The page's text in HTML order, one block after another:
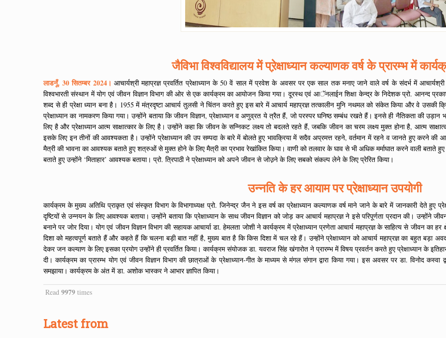
जैविभा विश्वविद्यालय में प्रे़क्षाध्यान कल्याणक वर्ष के प्रारम्भ में
लाडनूँ, 30 सितम्बर 2024। आचार्यश्री महाप्रज्ञ प्रवर्तित प्रेक्षाध्यान के 50 वें साल में प्रवेश के अवसर पर एक साल तक मनाए जाने वाले वर्ष के संदर्भ में आचार्यश्री
विश्वभारती संस्थान में योग एवं जीवन विज्ञान विभाग की ओर से एक कार्यक्रम का आयोजन किया गया। दूरस्थ एवं आॅनलाईन शिक्षा केन्द्र के निदेशक प्रो. आनन्द
शब्द से ही प्रेक्षा ध्यान बना है। 1955 में मंत्रदृष्टा आचार्य तुलसी ने चिंतन करते हुए इस बारे में आचार्य महाप्रज्ञ तत्कालीन मुनि नथमल को संकेत किया और वे उसकी
प्रेक्षाध्यान का नामकरण किया गया। उन्होंने बताया कि जीवन विज्ञान, प्रेक्षाध्यान व अणुव्रत ये त्रैत हैं, जो परस्पर घनिष्ठ सम्बंध रखते हैं। इनसे ही नैतिकता की
लिए है और प्रेक्षाध्यान आत्म साक्षात्कार के लिए है। उन्होंने कहा कि जीवन के सन्निकट लक्ष्य तो बदलते रहते हैं, जबकि जीवन का चरम लक्ष्य मुक्त होना है, आत्म
इसके लिए इन तीनों की आवश्यकता है। उन्होंने प्रेक्षाध्यान की उप सम्पदा के बारे में बोलते हुए भावक्रिया में सदैव अप्रमत्त रहने, वर्तमान में रहने व जानते हुए करने
मैत्री की भावना का आवश्यक बताते हुए शत्रुओं से मुक्त होने के लिए मैत्री का प्रभाव रेखांकित किया। वाणी को तलवार के घाव से भी अधिक मर्माघात करने वाली बताते
बताते हुए उन्होंने ‘मिताहार’ आवश्यक बताया। प्रो. त्रिपाठी ने प्रेक्षाध्यान को अपने जीवन से जोउ़ने के लिए सबको संकल्प लेने के लिए प्रेरित किया।
उन्नति के हर आयाम पर प्रेक्षाध्यान उपयोगी
कार्यक्रम के मुख्य अतिथि प्राकृत एवं संस्कृत विभाग के विभागाध्यक्ष प्रो. जिनेन्द्र जैन ने इस वर्ष का प्रेक्षाध्यान कल्याणक वर्ष माने जाने के बारे में जानकारी देते हुए
दृष्टियों से उन्नयन के लिए आवश्यक बताया। उन्होंने बताया कि प्रेक्षाध्यान के साथ जीवन विज्ञान को जोड़ कर आचार्य महाप्रज्ञ ने इसे परिपूर्णता प्रदान की।
बनाने पर जोर दिया। योग एवं जीवन विज्ञान विभाग की सहायक आचार्या डा. हेमलता जोशी ने कार्यक्रम में प्रेक्षाध्यान प्रणेता आचार्य महाप्रज्ञ के साहित्य से जीवन का
दिशा को महत्वपूर्ण बताते हैं और कहते हैं कि चलना बड़ी बात नहीं है, मुख्य बात है कि किस दिशा में चल रहे हैं। उन्होंने प्रेक्षाध्यान को आचार्य महाप्रज्ञ का बहुत बड़ा
देकर जन कल्याण के लिए इसका प्रयोग उन्होंने ही प्रवर्तित किया। कार्यक्रम संयोजक डा. यवराज सिंह खंगारोत ने प्रारम्भ में विषय प्रवर्तन करते हुए प्रेक्षाध्यान के
दी। कार्यक्रम का प्रारम्भ योग एवं जीवन विज्ञान विभाग की छात्राओं के प्रेक्षाध्यान-गीत के माध्यम से मंगल संगान द्वारा किया गया। इस अवसर पर डा. विनोद कस्वा
समझाया। कार्यक्रम के अंत में डा. अशोक भास्कर ने आभार ज्ञापित किया।
Read 9979 times
Latest from